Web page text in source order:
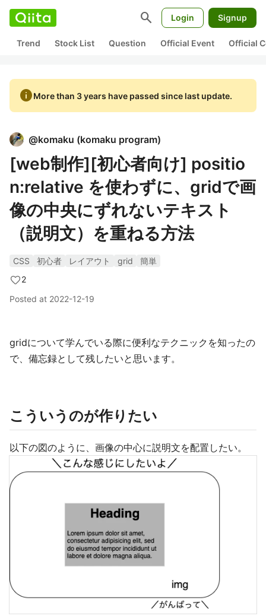
search Login Signup
Trend Stock List Question Official Event Official
infoMore than 3 years have passed since last update.
@komaku (komaku program)
[web制作][初心者向け] positio
n:relative を使わずに、gridで画
像の中央にずれないテキスト
（説明文）を重ねる方法
CSS 初心者 レイアウト grid
簡単
2
Posted at 2022-12-19
gridについて学んでいる際に便利なテクニックを知ったの
で、備忘録として残したいと思います。
こういうのが作りたい
以下の図のように、画像の中心に説明文を配置したい。